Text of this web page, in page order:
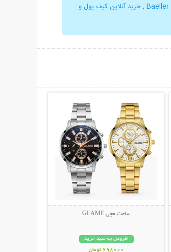
,خرید آنلاین کیف پول و
ساعت مچی GLAME
افزودن به سبد خرید
698000 تومان